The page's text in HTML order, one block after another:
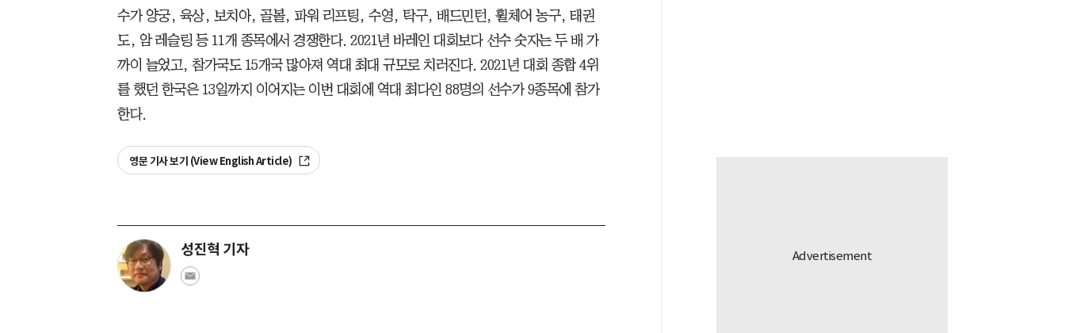
수가 양궁, 육상, 보치아, 골볼, 파워 리프팅, 수영, 탁구, 배드민턴, 휠체어 농구, 태권
도, 암 레슬링 등 11개 종목에서 경쟁한다. 2021년 바레인 대회보다 선수 숫자는 두 배 가
까이 늘었고, 참가국도 15개국 많아져 역대 최대 규모로 치러진다. 2021년 대회 종합 4위
를 했던 한국은 13일까지 이어지는 이번 대회에 역대 최다인 88명의 선수가 9종목에 참가
한다.
영문 기사 보기 (View English Article)
성진혁 기자